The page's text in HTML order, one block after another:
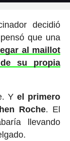
decidió
que una
al maillot
su propia
Yel primero
Roche. El
llevando